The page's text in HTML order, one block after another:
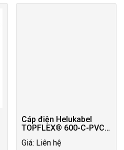
Cáp điện Helukabel
TOPFLEX® 600-C-PVC
Giá: Liên hệ